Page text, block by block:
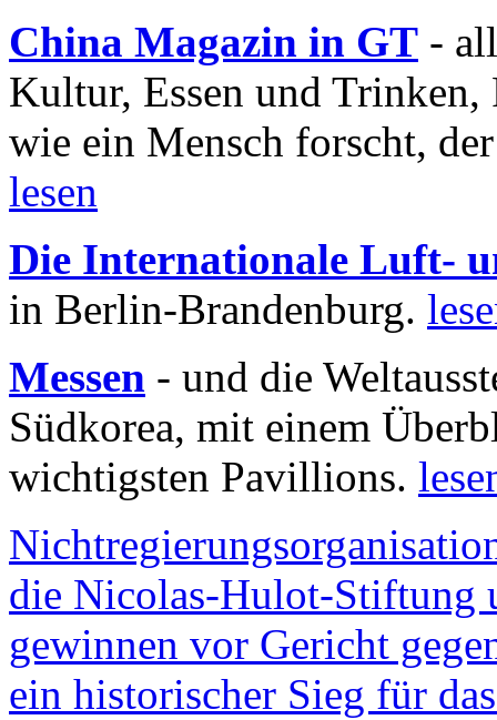
China Magazin in GT -
Kultur, Essen und
wie ein Mensch forscht,
lesen
Die Internationale Luft-
in Berlin-Brandenburg.
Messen - und die
Südkorea, mit einem
wichtigsten Pavillions.
die Nicolas-Hulot-Stiftung
gewinnen vor Gericht
ein historischer Sieg für